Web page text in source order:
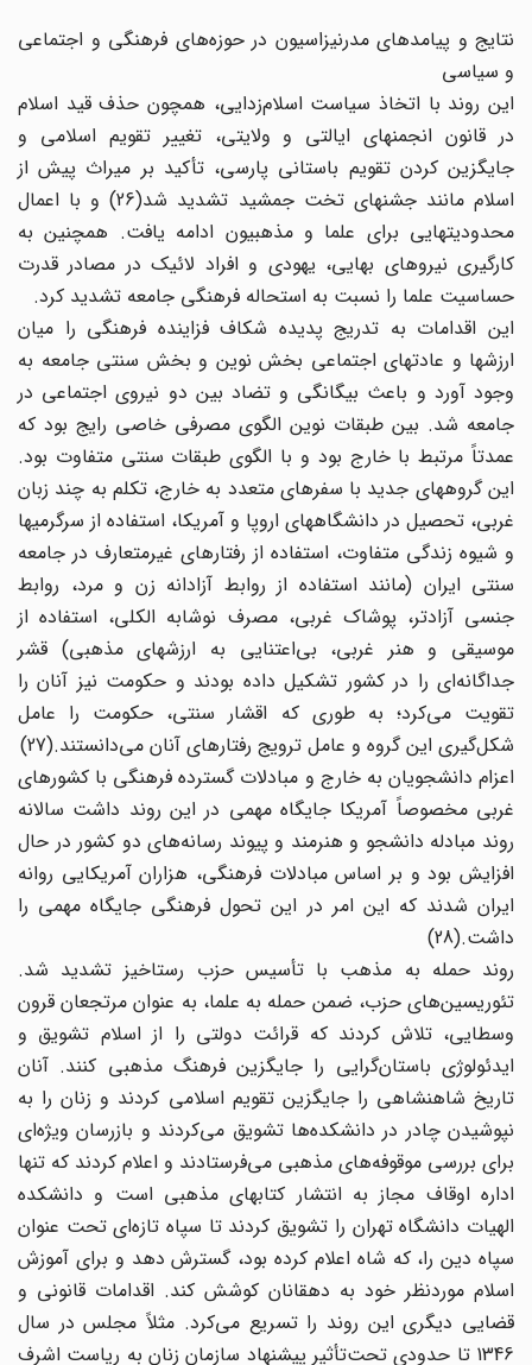
نتایج و پیامدهای مدرنیزاسیون در حوزه‌های فرهنگی و اجتماعی
و سیاسی
این روند با اتخاذ سیاست اسلام‌زدایی، همچون حذف قید اسلام
در قانون انجمنهای ایالتی و ولایتی، تغییر تقویم اسلامی و
جایگزین کردن تقویم باستانی پارسی، تأکید بر میراث پیش از
اسلام مانند جشنهای تخت جمشید تشدید شد(26) و با اعمال
محدودیتهایی برای علما و مذهبیون ادامه یافت. همچنین به
کارگیری نیروهای بهایی، یهودی و افراد لائیک در مصادر قدرت
حساسیت علما را نسبت به استحاله فرهنگی جامعه تشدید کرد.
این اقدامات به تدریج پدیده شکاف فزاینده فرهنگی را میان
ارزشها و عادتهای اجتماعی بخش نوین و بخش سنتی جامعه به
وجود آورد و باعث بیگانگی و تضاد بین دو نیروی اجتماعی در
جامعه شد. بین طبقات نوین الگوی مصرفی خاصی رایج بود که
عمدتاً مرتبط با خارج بود و با الگوی طبقات سنتی متفاوت بود.
این گروههای جدید با سفرهای متعدد به خارج، تکلم به چند زبان
غربی، تحصیل در دانشگاههای اروپا و آمریکا، استفاده از سرگرمیها
و شیوه زندگی متفاوت، استفاده از رفتارهای غیرمتعارف در جامعه
سنتی ایران (مانند استفاده از روابط آزادانه زن و مرد،‌ روابط
جنسی آزادتر، پوشاک غربی، مصرف نوشابه الکلی، استفاده از
موسیقی و هنر غربی، بی‌اعتنایی به ارزشهای مذهبی) قشر
جداگانه‌ای را در کشور تشکیل داده بودند و حکومت نیز آنان را
تقویت می‌کرد؛ به طوری که اقشار سنتی، حکومت را عامل
شکل‌گیری این گروه و عامل ترویج رفتارهای آنان می‌دانستند.(27)
اعزام دانشجویان به خارج و مبادلات گسترده فرهنگی با کشورهای
غربی مخصوصاً آمریکا جایگاه مهمی در این روند داشت سالانه
روند مبادله دانشجو و هنرمند و پیوند رسانه‌های دو کشور در حال
افزایش بود و بر اساس مبادلات فرهنگی، هزاران آمریکایی روانه
ایران شدند که این امر در این تحول فرهنگی جایگاه مهمی را
داشت.(28)
روند حمله به مذهب با تأسیس حزب رستاخیز تشدید شد.
تئوریسین‌های حزب، ضمن حمله به علما، به عنوان مرتجعان قرون
وسطایی، تلاش کردند که قرائت دولتی را از اسلام تشویق و
ایدئولوژی باستان‌گرایی را جایگزین فرهنگ مذهبی کنند. آنان
تاریخ شاهنشاهی را جایگزین تقویم اسلامی کردند و زنان را به
نپوشیدن چادر در دانشکده‌‌ها تشویق می‌‌کردند و بازرسان ویژه‌ای
برای بررسی موقوفه‌های مذهبی می‌فرستادند و اعلام کردند که تنها
اداره اوقاف مجاز به انتشار کتابهای مذهبی است و دانشکده
الهیات دانشگاه تهران را تشویق کردند تا سپاه تازه‌ای تحت عنوان
سپاه دین را، که شاه اعلام کرده بود، گسترش دهد و برای آموزش
اسلام موردنظر خود به دهقانان کوشش کند. اقدامات قانونی و
قضایی دیگری این روند را تسریع می‌‌کرد. مثلاً مجلس در سال
1346 تا حدودی تحت‌تأثیر پیشنهاد سازمان زنان به ریاست اشرف